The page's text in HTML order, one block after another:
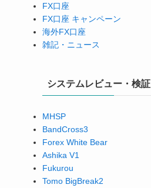
FX口座
FX口座 キャンペーン
海外FX口座
雑記・ニュース
システムレビュー・検証
MHSP
BandCross3
Forex White Bear
Ashika V1
Fukurou
Tomo BigBreak2